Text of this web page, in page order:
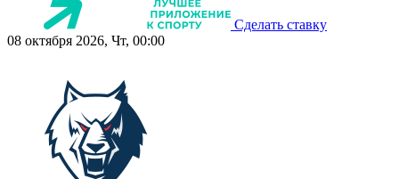
Сделать ставку
08 октября 2026, Чт, 00:00